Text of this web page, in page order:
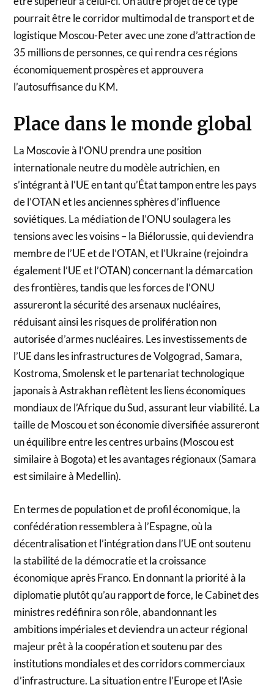
pourrait être le corridor multimodal de transport et de
logistique Moscou-Peter avec une zone d’attraction de
35 millions de personnes, ce qui rendra ces régions
économiquement prospères et approuvera
l’autosuffisance du KM.
Place dans le monde global
La Moscovie à l’ONU prendra une position
internationale neutre du modèle autrichien, en
s’intégrant à l’UE en tant qu’État tampon entre les pays
de l’OTAN et les anciennes sphères d’influence
soviétiques. La médiation de l’ONU soulagera les
tensions avec les voisins – la Biélorussie, qui deviendra
membre de l’UE et de l’OTAN, et l’Ukraine (rejoindra
également l’UE et l’OTAN) concernant la démarcation
des frontières, tandis que les forces de l’ONU
assureront la sécurité des arsenaux nucléaires,
réduisant ainsi les risques de prolifération non
autorisée d’armes nucléaires. Les investissements de
l’UE dans les infrastructures de Volgograd, Samara,
Kostroma, Smolensk et le partenariat technologique
japonais à Astrakhan reflètent les liens économiques
mondiaux de l’Afrique du Sud, assurant leur viabilité. La
taille de Moscou et son économie diversifiée assureront
un équilibre entre les centres urbains (Moscou est
similaire à Bogota) et les avantages régionaux (Samara
est similaire à Medellin).
En termes de population et de profil économique, la
confédération ressemblera à l’Espagne, où la
décentralisation et l’intégration dans l’UE ont soutenu
la stabilité de la démocratie et la croissance
économique après Franco. En donnant la priorité à la
diplomatie plutôt qu’au rapport de force, le Cabinet des
ministres redéfinira son rôle, abandonnant les
ambitions impériales et deviendra un acteur régional
majeur prêt à la coopération et soutenu par des
institutions mondiales et des corridors commerciaux
d’infrastructure. La situation entre l’Europe et l’Asie